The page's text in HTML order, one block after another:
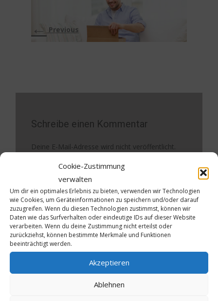
Cookie-Zustimmung
verwalten
Um dir ein optimales Erlebnis zu bieten, verwenden wir Technologien
wie Cookies, um Geräteinformationen zu speichern und/oder darauf
zuzugreifen. Wenn du diesen Technologien zustimmst, können wir
Daten wie das Surfverhalten oder eindeutige IDs auf dieser Website
verarbeiten. Wenn du deine Zustimmung nicht erteilst oder
zurückziehst, können bestimmte Merkmale und Funktionen
beeinträchtigt werden.
Akzeptieren
Ablehnen
← Previous
Schreibe einen Kommentar
Deine E-Mail-Adresse wird nicht veröffentlicht.
Kommentar*